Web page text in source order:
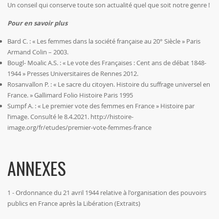
Un conseil qui conserve toute son actualité quel que soit notre genre !
Pour en savoir plus
Bard C. : « Les femmes dans la société française au 20° Siècle » Paris
Armand Colin – 2003.
Bougl- Moalic A.S. : « Le vote des Françaises : Cent ans de débat 1848-
1944 » Presses Universitaires de Rennes 2012.
Rosanvallon P. : « Le sacre du citoyen. Histoire du suffrage universel en
France. » Gallimard Folio Histoire Paris 1995
Sumpf A. : « Le premier vote des femmes en France » Histoire par
l’image. Consulté le 8.4.2021. http://histoire-
image.org/fr/etudes/premier-vote-femmes-france
ANNEXES
1 - Ordonnance du 21 avril 1944 relative à l'organisation des pouvoirs
publics en France après la Libération (Extraits)